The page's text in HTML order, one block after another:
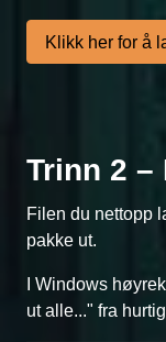
Klikk her for å
Trinn 2 –
Filen du nettopp
pakke ut.
I Windows
ut alle..." fra